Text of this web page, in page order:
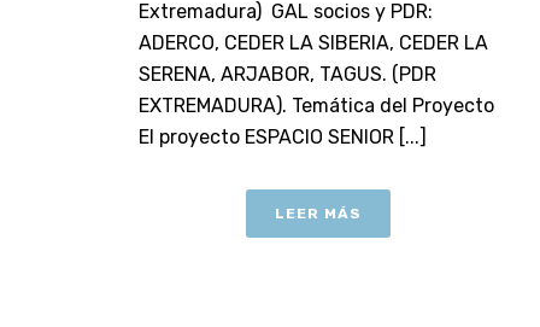
Extremadura) GAL socios y PDR:
ADERCO, CEDER LA SIBERIA, CEDER LA
SERENA, ARJABOR, TAGUS. (PDR
EXTREMADURA). Temática del Proyecto
El proyecto ESPACIO SENIOR [...]
LEER MÁS